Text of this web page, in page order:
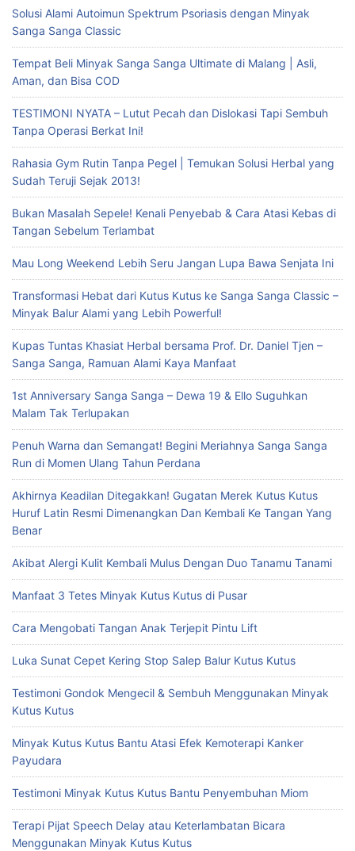
Solusi Alami Autoimun Spektrum Psoriasis dengan Minyak
Sanga Sanga Classic
Tempat Beli Minyak Sanga Sanga Ultimate di Malang | Asli,
Aman, dan Bisa COD
TESTIMONI NYATA – Lutut Pecah dan Dislokasi Tapi Sembuh
Tanpa Operasi Berkat Ini!
Rahasia Gym Rutin Tanpa Pegel | Temukan Solusi Herbal yang
Sudah Teruji Sejak 2013!
Bukan Masalah Sepele! Kenali Penyebab & Cara Atasi Kebas di
Tangan Sebelum Terlambat
Mau Long Weekend Lebih Seru Jangan Lupa Bawa Senjata Ini
Transformasi Hebat dari Kutus Kutus ke Sanga Sanga Classic –
Minyak Balur Alami yang Lebih Powerful!
Kupas Tuntas Khasiat Herbal bersama Prof. Dr. Daniel Tjen –
Sanga Sanga, Ramuan Alami Kaya Manfaat
1st Anniversary Sanga Sanga – Dewa 19 & Ello Suguhkan
Malam Tak Terlupakan
Penuh Warna dan Semangat! Begini Meriahnya Sanga Sanga
Run di Momen Ulang Tahun Perdana
Akhirnya Keadilan Ditegakkan! Gugatan Merek Kutus Kutus
Huruf Latin Resmi Dimenangkan Dan Kembali Ke Tangan Yang
Benar
Akibat Alergi Kulit Kembali Mulus Dengan Duo Tanamu Tanami
Manfaat 3 Tetes Minyak Kutus Kutus di Pusar
Cara Mengobati Tangan Anak Terjepit Pintu Lift
Luka Sunat Cepet Kering Stop Salep Balur Kutus Kutus
Testimoni Gondok Mengecil & Sembuh Menggunakan Minyak
Kutus Kutus
Minyak Kutus Kutus Bantu Atasi Efek Kemoterapi Kanker
Payudara
Testimoni Minyak Kutus Kutus Bantu Penyembuhan Miom
Terapi Pijat Speech Delay atau Keterlambatan Bicara
Menggunakan Minyak Kutus Kutus